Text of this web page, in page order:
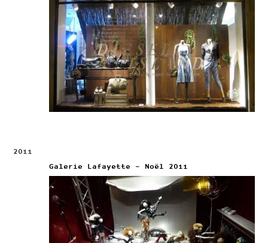
2011
Galerie Lafayette – Noël 2011